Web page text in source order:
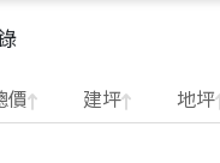
價 建坪 地坪